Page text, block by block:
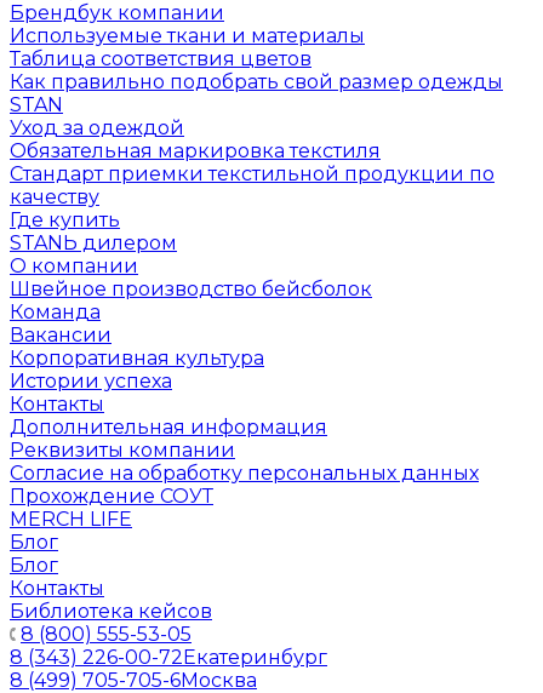
Брендбук компании
Используемые ткани и материалы
Таблица соответствия цветов
Как правильно подобрать свой размер одежды
STAN
Уход за одеждой
Обязательная маркировка текстиля
Стандарт приемки текстильной продукции по
качеству
Где купить
STANЬ дилером
О компании
Швейное производство бейсболок
Команда
Вакансии
Корпоративная культура
Истории успеха
Контакты
Дополнительная информация
Реквизиты компании
Согласие на обработку персональных данных
Прохождение СОУТ
MERCH LIFE
Блог
Блог
Контакты
Библиотека кейсов
8 (800) 555-53-05
8 (343) 226-00-72Екатеринбург
8 (499) 705-705-6Москва